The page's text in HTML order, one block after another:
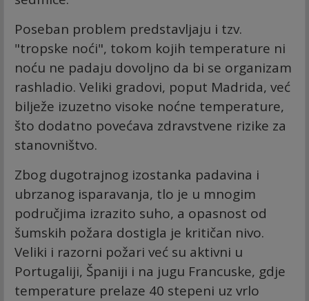
Poseban problem predstavljaju i tzv.
"tropske noći", tokom kojih temperature ni
noću ne padaju dovoljno da bi se organizam
rashladio. Veliki gradovi, poput Madrida, već
bilježe izuzetno visoke noćne temperature,
što dodatno povećava zdravstvene rizike za
stanovništvo.
Zbog dugotrajnog izostanka padavina i
ubrzanog isparavanja, tlo je u mnogim
područjima izrazito suho, a opasnost od
šumskih požara dostigla je kritičan nivo.
Veliki i razorni požari već su aktivni u
Portugaliji, Španiji i na jugu Francuske, gdje
temperature prelaze 40 stepeni uz vrlo